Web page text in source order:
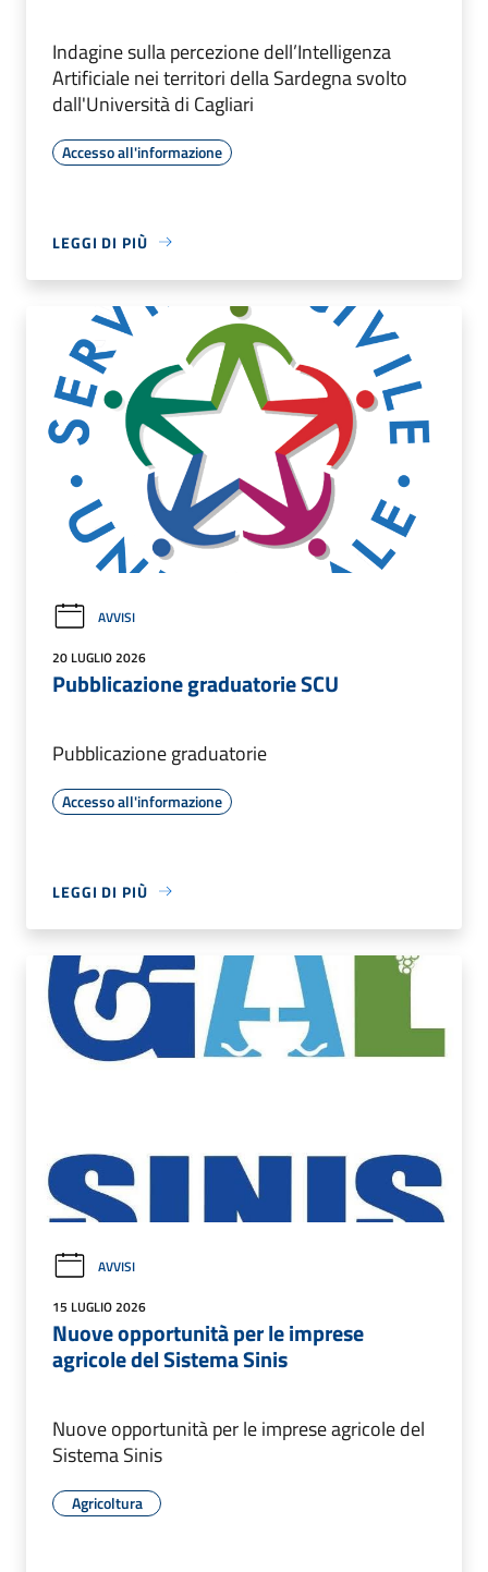
Indagine sulla percezione dell’Intelligenza
Artificiale nei territori della Sardegna svolto
dall'Università di Cagliari
Accesso all'informazione
LEGGI DI PIÙ
AVVISI
20 LUGLIO 2026
Pubblicazione graduatorie SCU
Pubblicazione graduatorie
Accesso all'informazione
LEGGI DI PIÙ
AVVISI
15 LUGLIO 2026
Nuove opportunità per le imprese
agricole del Sistema Sinis
Nuove opportunità per le imprese agricole del
Sistema Sinis
Agricoltura